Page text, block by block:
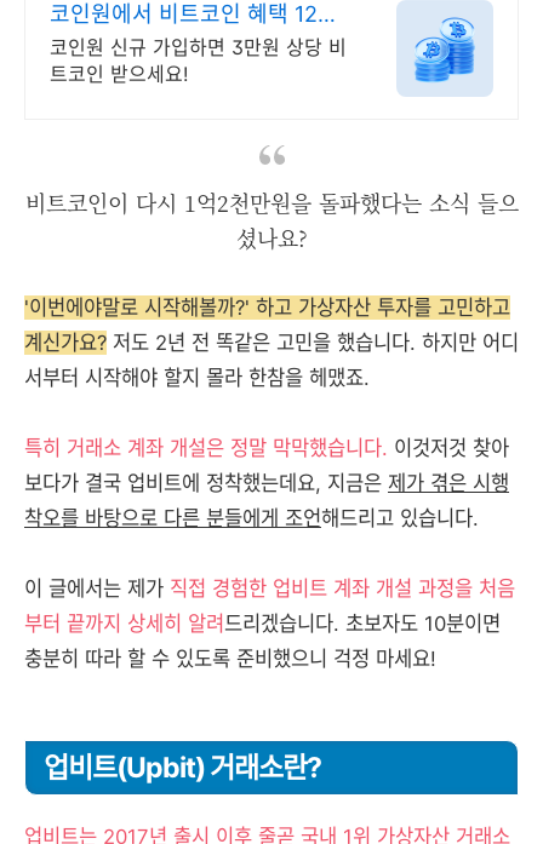
코인원에서 비트코인 혜택 12년
무사고 거래소
코인원 신규 가입하면 3만원 상당 비
트코인 받으세요!
비트코인이 다시 1억2천만원을 돌파했다는 소식 들으
셨나요?
'이번에야말로 시작해볼까?' 하고 가상자산 투자를 고민하고
계신가요? 저도 2년 전 똑같은 고민을 했습니다. 하지만 어디
서부터 시작해야 할지 몰라 한참을 헤맸죠.
특히 거래소 계좌 개설은 정말 막막했습니다. 이것저것 찾아
보다가 결국 업비트에 정착했는데요, 지금은 제가 겪은 시행
착오를 바탕으로 다른 분들에게 조언해드리고 있습니다.
이 글에서는 제가 직접 경험한 업비트 계좌 개설 과정을 처음
부터 끝까지 상세히 알려 드리겠습니다. 초보자도 10분이면
충분히 따라 할 수 있도록 준비했으니 걱정 마세요!
업비트(Upbit) 거래소란?
업비트는 2017년 출시 이후 줄곧 국내 1위 가상자산 거래소